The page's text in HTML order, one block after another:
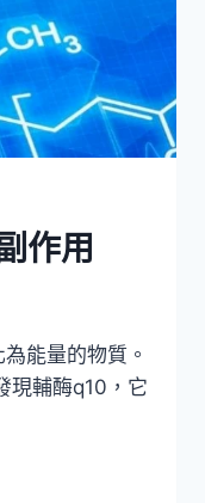
作用
能量的物質。
現輔酶q10，它